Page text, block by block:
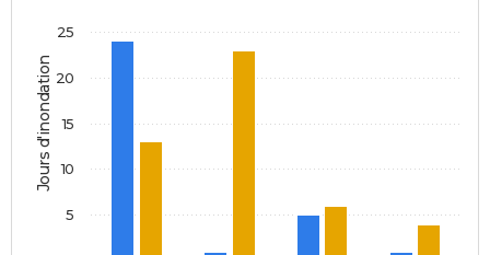
Jours d'inondation
5
10
15
20
25